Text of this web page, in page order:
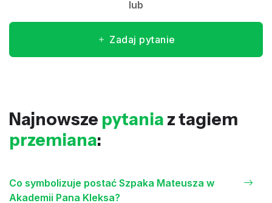
lub
Zadaj pytanie
Najnowsze pytania z tagiem
przemiana:
Co symbolizuje postać Szpaka Mateusza w
Akademii Pana Kleksa?